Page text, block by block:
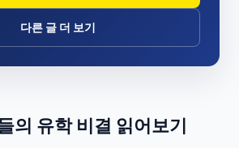
다른 글 더 보기
의 유학 비결 읽어보기